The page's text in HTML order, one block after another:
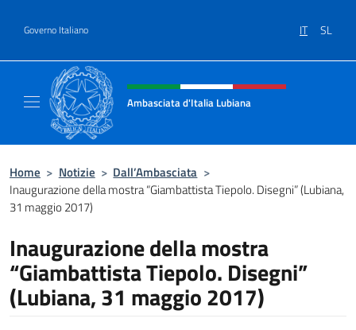
Governo Italiano IT SL
Intestazione sito, social e menù
Ambasciata d'Italia Lubiana
Home > Notizie > Dall’Ambasciata >
Inaugurazione della mostra “Giambattista Tiepolo. Disegni” (Lubiana,
31 maggio 2017)
Inaugurazione della mostra
“Giambattista Tiepolo. Disegni”
(Lubiana, 31 maggio 2017)